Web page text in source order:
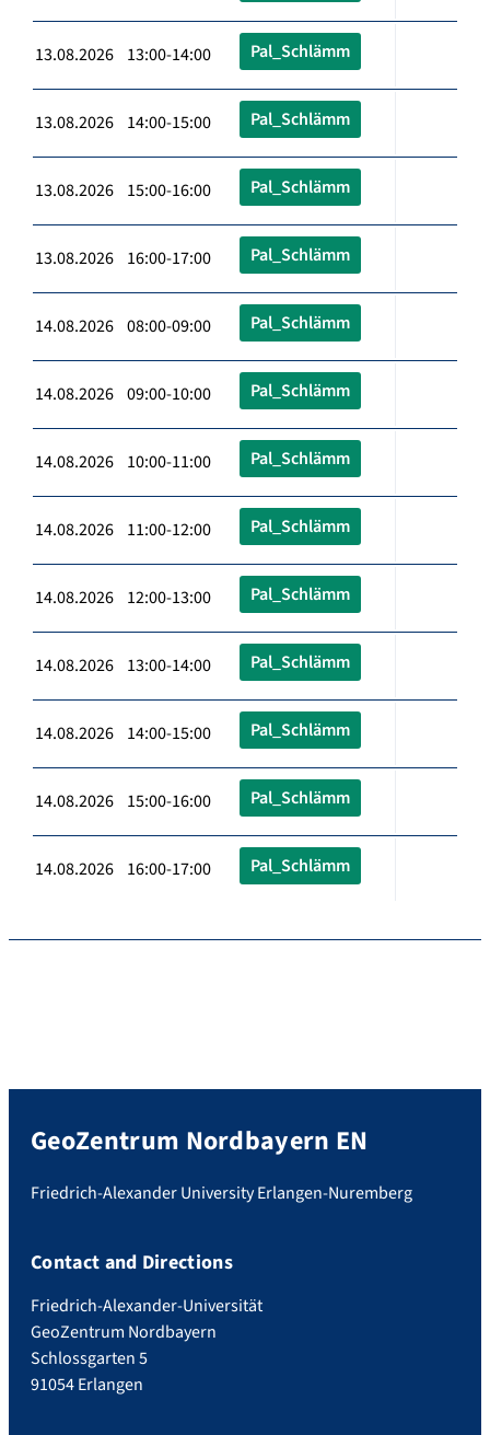
13.08.2026 13:00-14:00 Pal_Schlämm
13.08.2026 14:00-15:00 Pal_Schlämm
13.08.2026 15:00-16:00 Pal_Schlämm
13.08.2026 16:00-17:00 Pal_Schlämm
14.08.2026 08:00-09:00 Pal_Schlämm
14.08.2026 09:00-10:00 Pal_Schlämm
14.08.2026 10:00-11:00 Pal_Schlämm
14.08.2026 11:00-12:00 Pal_Schlämm
14.08.2026 12:00-13:00 Pal_Schlämm
14.08.2026 13:00-14:00 Pal_Schlämm
14.08.2026 14:00-15:00 Pal_Schlämm
14.08.2026 15:00-16:00 Pal_Schlämm
14.08.2026 16:00-17:00 Pal_Schlämm
GeoZentrum Nordbayern EN
Friedrich-Alexander University Erlangen-Nuremberg
Contact and Directions
Friedrich-Alexander-Universität
GeoZentrum Nordbayern
Schlossgarten 5
91054 Erlangen